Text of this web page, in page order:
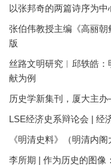
以张邦奇的两篇诗序为中
张伯伟教授主编《高丽
版
丝路文明研究︱邱轶皓
献为例
历史学新集刊，厦大主
LSE经济史系辩论会 | 经
《明清史料》（明清内阁
李所期 | 作为历史的图像